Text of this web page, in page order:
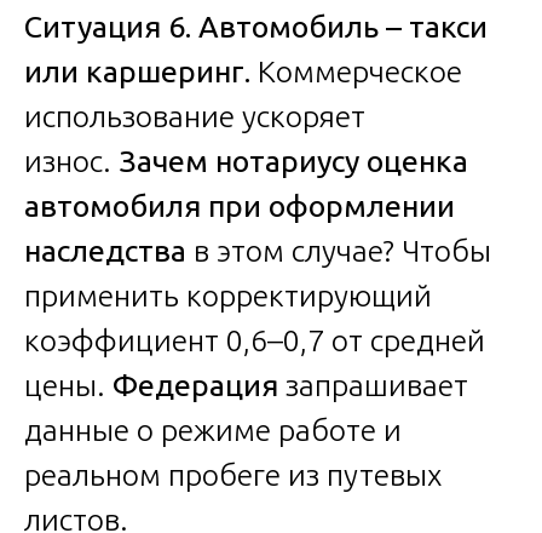
Ситуация 6. Автомобиль – такси
или каршеринг. Коммерческое
использование ускоряет
износ. Зачем нотариусу оценка
автомобиля при оформлении
наследства в этом случае? Чтобы
применить корректирующий
коэффициент 0,6–0,7 от средней
цены. Федерация запрашивает
данные о режиме работе и
реальном пробеге из путевых
листов.